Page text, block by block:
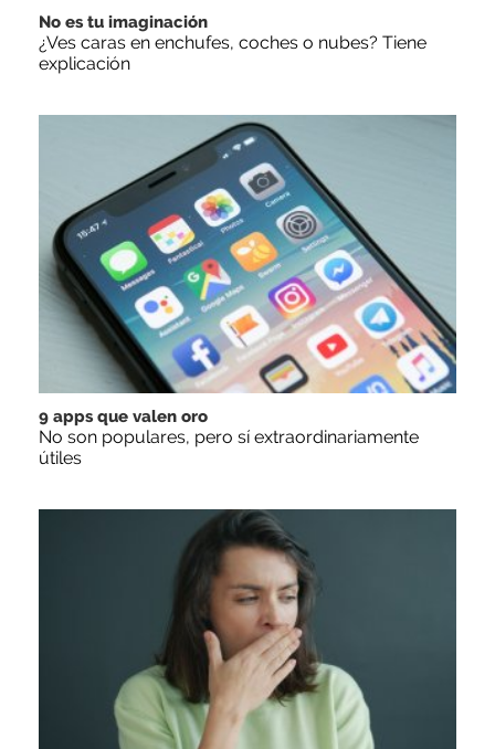
No es tu imaginación
¿Ves caras en enchufes, coches o nubes? Tiene
explicación
9 apps que valen oro
No son populares, pero sí extraordinariamente
útiles